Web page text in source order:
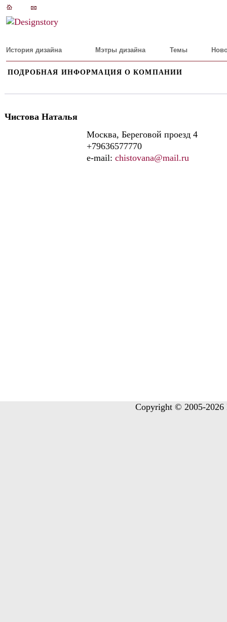
История дизайна Мэтры дизайна Темы
ПОДРОБНАЯ ИНФОРМАЦИЯ О КОМПАНИИ
Чистова Наталья
Москва, Береговой проезд 4
+79636577770
e-mail: chistovana@mail.ru
Copyright © 2005-2026